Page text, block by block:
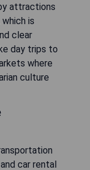
attractions
is
clear
day trips to
where
culture
car rental